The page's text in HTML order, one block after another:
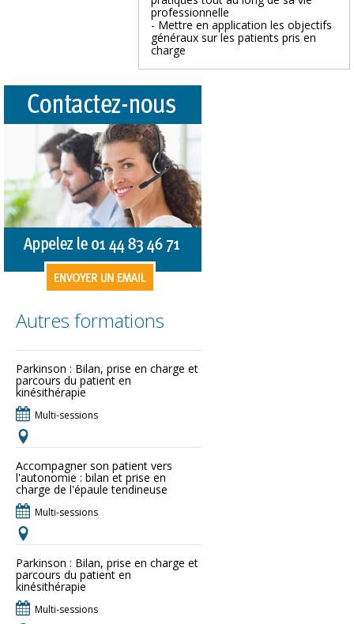
professionnelle
- Mettre en application les objectifs
généraux sur les patients pris en
charge
Autres formations
Parkinson : Bilan, prise en charge et
parcours du patient en
kinésithérapie
Multi-sessions
Accompagner son patient vers
l'autonomie : bilan et prise en
charge de l'épaule tendineuse
Multi-sessions
Parkinson : Bilan, prise en charge et
parcours du patient en
kinésithérapie
Multi-sessions